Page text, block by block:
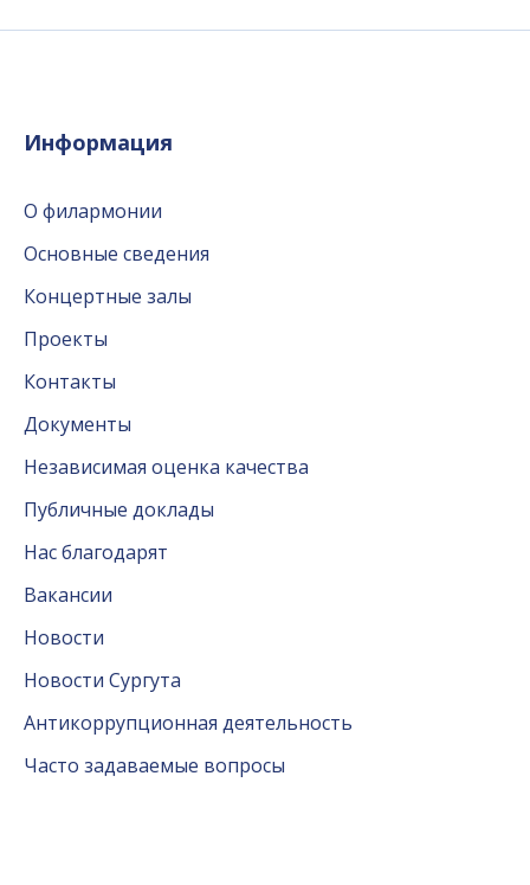
Информация
О филармонии
Основные сведения
Концертные залы
Проекты
Контакты
Документы
Независимая оценка качества
Публичные доклады
Нас благодарят
Вакансии
Новости
Новости Сургута
Антикоррупционная деятельность
Часто задаваемые вопросы